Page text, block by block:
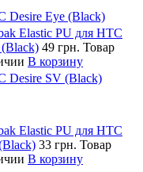
Desire Eye (Black)
Elastic PU для HTC
49 грн. Товар
В корзину
Desire SV (Black)
Elastic PU для HTC
33 грн. Товар
В корзину